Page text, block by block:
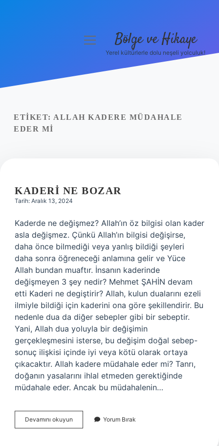
Yasal Uyarı
menüyü
Bölge ve Hikaye
Yerel kültürlerle dolu neşeli yolculuk!
ETIKET: ALLAH KADERE MÜDAHALE
EDER MI
KADERI NE BOZAR
Tarih: Aralık 13, 2024
Kaderde ne değişmez? Allah’ın öz bilgisi olan kader
asla değişmez. Çünkü Allah’ın bilgisi değişirse,
daha önce bilmediği veya yanlış bildiği şeyleri
daha sonra öğreneceği anlamına gelir ve Yüce
Allah bundan muaftır. İnsanın kaderinde
değişmeyen 3 şey nedir? Mehmet ŞAHİN devam
etti Kaderi ne degiştirir? Allah, kulun dualarını ezeli
ilmiyle bildiği için kaderini ona göre şekillendirir. Bu
nedenle dua da diğer sebepler gibi bir sebeptir.
Yani, Allah dua yoluyla bir değişimin
gerçekleşmesini isterse, bu değişim doğal sebep-
sonuç ilişkisi içinde iyi veya kötü olarak ortaya
çıkacaktır. Allah kadere müdahale eder mi? Tanrı,
doğanın yasalarını ihlal etmeden gerektiğinde
müdahale eder. Ancak bu müdahalenin…
Devamını okuyun
Ne
Yorum Bırak